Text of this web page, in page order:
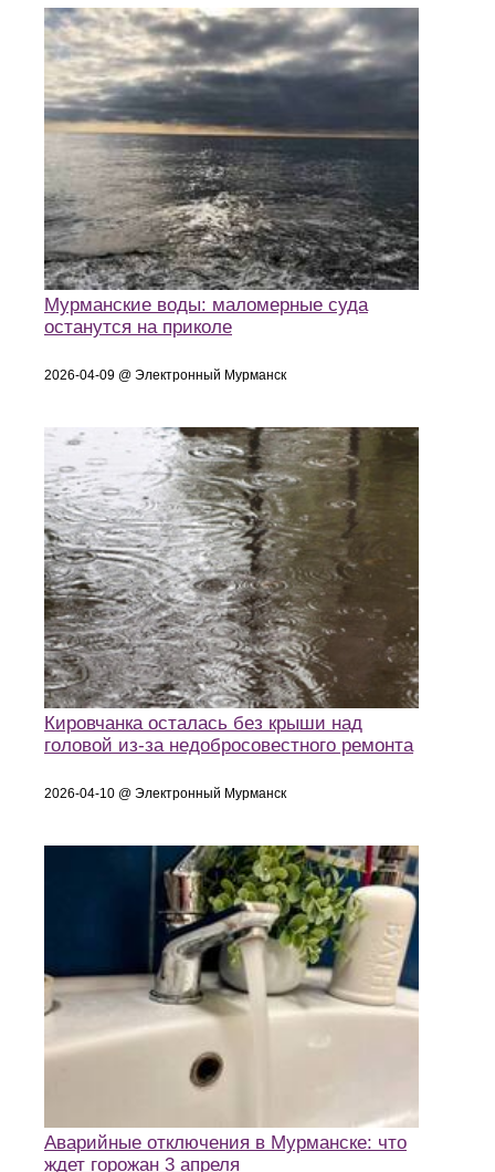
Мурманские воды: маломерные суда
останутся на приколе
2026-04-09 @ Электронный Мурманск
Кировчанка осталась без крыши над
головой из-за недобросовестного ремонта
2026-04-10 @ Электронный Мурманск
Аварийные отключения в Мурманске: что
ждет горожан 3 апреля